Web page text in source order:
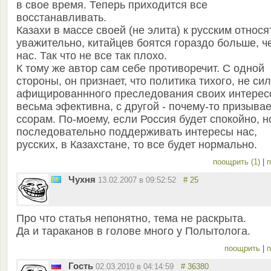
в свое время. Теперь приходится все
восстанавливать.
Казахи в массе своей (не элита) к русским
уважительно, китайцев боятся гораздо больше,
нас. Так что не все так плохо.
К тому же автор сам себе противоречит. С одной
стороны, он признает, что политика тихого, не
афищированнного преследования своих
весьма эфективна, с другой - почему-то
ссорам. По-моему, если Россия будет спокойно,
последовательно поддерживать интересы нас,
русских, в Казахстане, то все будет нормально.
поощрить (1)
Чухня 13.02.2007 в 09:52:52 # 25
Про что статья непонятно, тема не раскрыта.
Да и тараканов в голове много у Полытолога.
поощрить
Гость 02.03.2010 в 04:14:59 # 36380